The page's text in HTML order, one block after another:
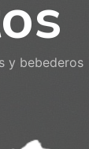
y bebederos